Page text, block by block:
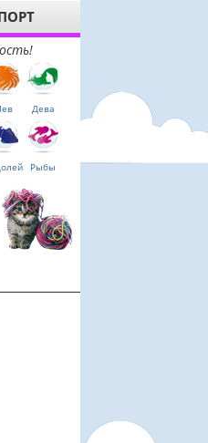
Дева
Рыбы